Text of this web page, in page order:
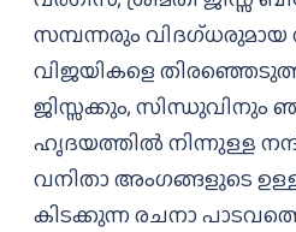
സമ്പന്നരും വിദഗ്ധരുമായ
വിജയികളെ
ജിസ്സക്കും, സിന്ധുവിനും
ഹൃദയത്തിൽ നിന്നുള്ള
വനിതാ അംഗങ്ങളുടെ
കിടക്കുന്ന രചനാ